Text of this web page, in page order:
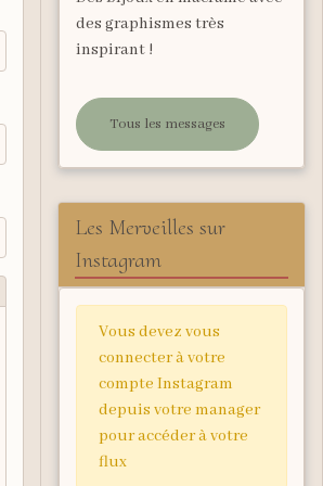
des graphismes très
inspirant !
Tous les messages
Les Merveilles sur
Instagram
Vous devez vous
connecter à votre
compte Instagram
depuis votre manager
pour accéder à votre
flux